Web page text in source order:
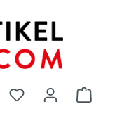
Du hast 0